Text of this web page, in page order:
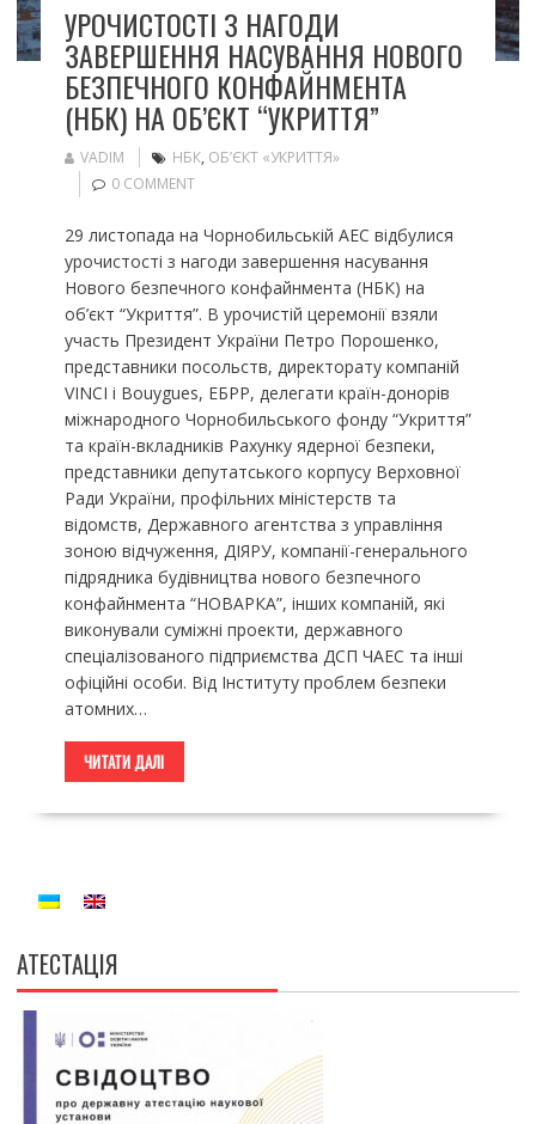
УРОЧИСТОСТІ З НАГОДИ
ЗАВЕРШЕННЯ НАСУВАННЯ НОВОГО
БЕЗПЕЧНОГО КОНФАЙНМЕНТА
(НБК) НА ОБ’ЄКТ “УКРИТТЯ”
VADIM НБК, ОБ’ЄКТ «УКРИТТЯ»
0 COMMENT
29 листопада на Чорнобильській АЕС відбулися
урочистості з нагоди завершення насування
Нового безпечного конфайнмента (НБК) на
об’єкт “Укриття”. В урочистій церемонії взяли
участь Президент України Петро Порошенко,
представники посольств, директорату компаній
VINCI і Bouygues, ЕБРР, делегати країн-донорів
міжнародного Чорнобильського фонду “Укриття”
та країн-вкладників Рахунку ядерної безпеки,
представники депутатського корпусу Верховної
Ради України, профільних міністерств та
відомств, Державного агентства з управління
зоною відчуження, ДІЯРУ, компанії-генерального
підрядника будівництва нового безпечного
конфайнмента “НОВАРКА”, інших компаній, які
виконували суміжні проекти, державного
спеціалізованого підприємства ДСП ЧАЕС та інші
офіційні особи. Від Інституту проблем безпеки
атомних…
ЧИТАТИ ДАЛІ
АТЕСТАЦІЯ